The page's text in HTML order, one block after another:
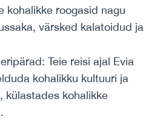
kohalikke roogasid nagu
värsked kalatoidud ja
Teie reisi ajal Evia
kohalikku kultuuri ja
külastades kohalikke